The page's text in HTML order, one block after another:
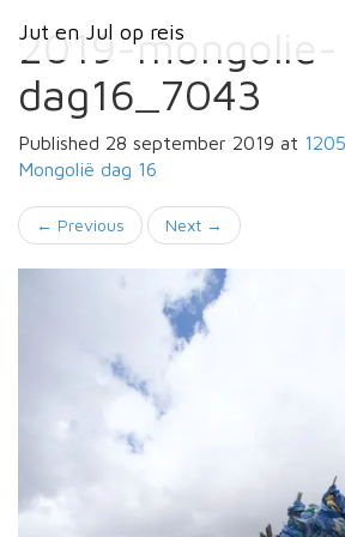
Jut en Jul op reis
Primary
Menu
Jut en Jul op reis
2019-mongolie-
dag16_7043
Published 28 september 2019 at
Mongolië dag 16
← Previous Next →